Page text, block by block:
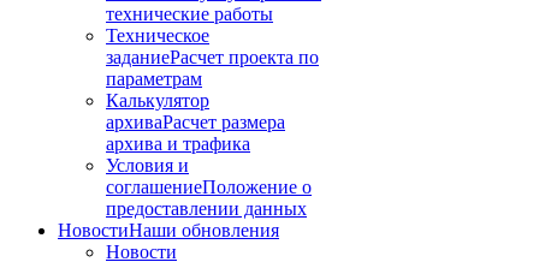
технические работы
Техническое
заданиеРасчет проекта по
параметрам
Калькулятор
архиваРасчет размера
архива и трафика
Условия и
соглашениеПоложение о
предоставлении данных
НовостиНаши обновления
Новости